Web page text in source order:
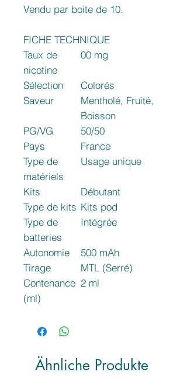
Vendu par boite de 10.
FICHE TECHNIQUE
Taux de
nicotine
00 mg
Sélection
Colorés
Saveur
Mentholé, Fruité,
Boisson
PG/VG
50/50
Pays
France
Type de
matériels
Usage unique
Kits
Débutant
Type de kits Kits pod
Type de
batteries
Intégrée
Autonomie
500 mAh
Tirage
MTL (Serré)
Contenance
(ml)
2 ml
Ähnliche Produkte